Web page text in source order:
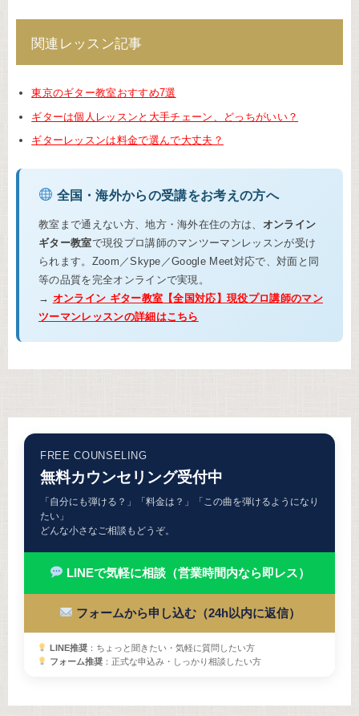
関連レッスン記事
東京のギター教室おすすめ7選
ギターは個人レッスンと大手チェーン、どっちがいい？
ギターレッスンは料金で選んで大丈夫？
全国・海外からの受講をお考えの方へ
教室まで通えない方、地方・海外在住の方は、 オンライン
ギター教室で現役プロ講師のマンツーマンレッスンが受け
られます。Zoom／Skype／Google Meet対応で、対面と同
等の品質を完全オンラインで実現。
→ オンライン ギター教室【全国対応】現役プロ講師のマン
ツーマンレッスンの詳細はこちら
FREE COUNSELING
無料カウンセリング受付中
「自分にも弾ける？」「料金は？」「この曲を弾けるようになり
たい」
どんな小さなご相談もどうぞ。
LINEで気軽に相談（営業時間内なら即レス）
フォームから申し込む（24h以内に返信）
LINE推奨：ちょっと聞きたい・気軽に質問したい方
フォーム推奨：正式な申込み・しっかり相談したい方